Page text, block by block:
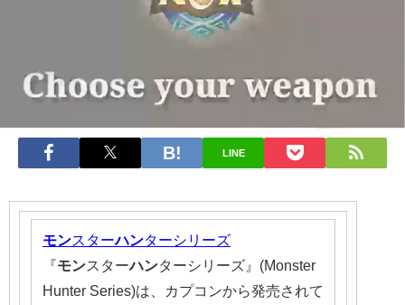
LINE
モンスターハンターシリーズ
『モンスターハンターシリーズ』(Monster
Hunter Series)は、カプコンから発売されて